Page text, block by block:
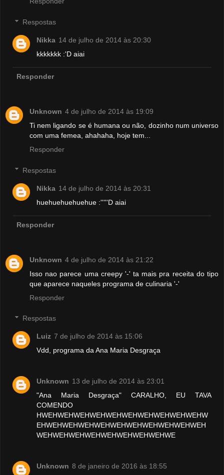
Respostas
Nikka 14 de julho de 2014 às 20:30
kkkkkkk :'D aiai
Responder
Unknown 4 de julho de 2014 às 19:09
Ti nem ligando se é humana ou não, dozinho num universo
com uma femea, ahahaha, hoje tem...
Responder
Respostas
Nikka 14 de julho de 2014 às 20:31
huehuehuehuehue :'''''D aiai
Responder
Unknown 4 de julho de 2014 às 21:22
Isso nao parece uma creepy '-' ta mais pra receita do tipo
que aparece naqueles programa de culinaria '-'
Responder
Respostas
Luiz 7 de julho de 2014 às 15:06
Vdd, programa da Ana Maria Desgraça
Unknown 13 de julho de 2014 às 23:01
"Ana Maria Desgraça" CARALHO, EU TAVA
COMENDO
HWEHWEHWEHWEHWEHWEHWEHWEHWEHWEHW
EHWEHWEHWEHWEHWEHWEHWEHWEHWEHWEH
WEHWEHWEHWEHWEHWEHWEHWEHWE
Unknown 8 de janeiro de 2016 às 18:55